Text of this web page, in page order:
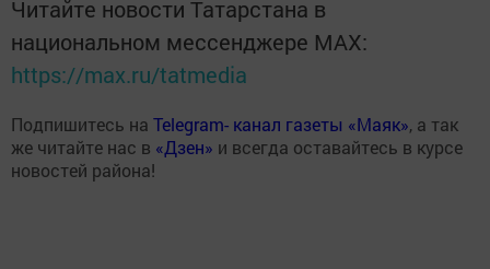
Читайте новости Татарстана в
национальном мессенджере MАХ:
https://max.ru/tatmedia
Подпишитесь на Telegram- канал газеты «Маяк», а так
же читайте нас в «Дзен» и всегда оставайтесь в курсе
новостей района!